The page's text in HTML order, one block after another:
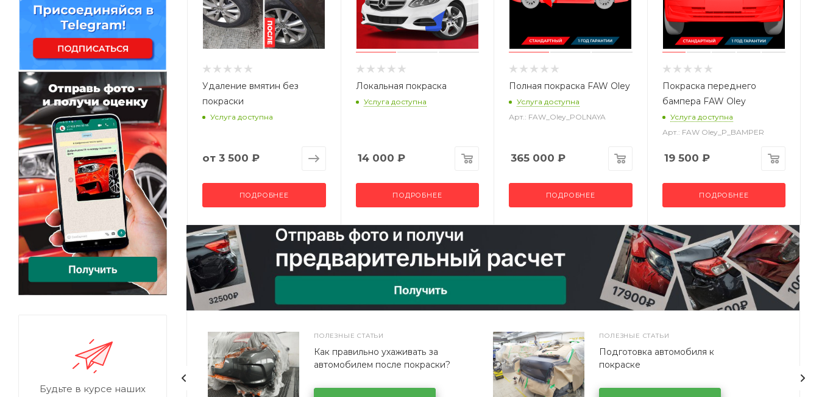
Удаление вмятин без
покраски
Услуга доступна
от 3 500 ₽
ПОДРОБНЕЕ
Локальная покраска
Услуга доступна
14 000 ₽
ПОДРОБНЕЕ
Полная покраска FAW Oley
Услуга доступна
Арт.: FAW_Oley_POLNAYA
365 000 ₽
ПОДРОБНЕЕ
Покраска переднего
бампера FAW Oley
Услуга доступна
Арт.: FAW Oley_P_BAMPER
19 500 ₽
ПОДРОБНЕЕ
ПОЛЕЗНЫЕ СТАТЬИ
Как правильно ухаживать за
автомобилем после покраски?
ПОЛЕЗНЫЕ СТАТЬИ
Подготовка автомобиля к
покраске
Будьте в курсе наших